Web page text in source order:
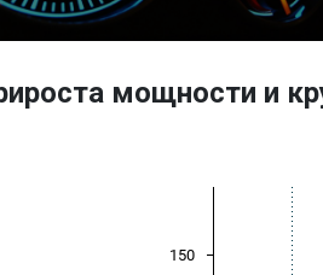
мощности и
150